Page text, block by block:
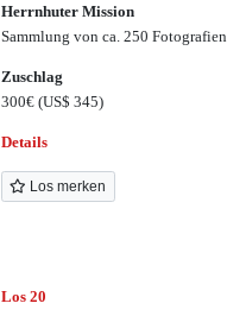
Herrnhuter Mission
Sammlung von ca. 250 Fotografien
Zuschlag
300€ (US$ 345)
Details
Los merken
Los 20